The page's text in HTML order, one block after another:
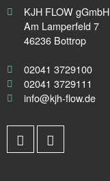
KJH FLOW gGmbH
Am Lamperfeld 7
46236 Bottrop
02041 3729100
02041 3729111
info@kjh-flow.de